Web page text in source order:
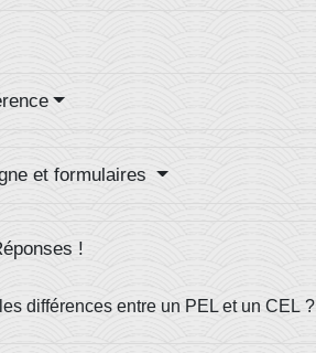
et formulaires
!
différences entre un PEL et un CEL ?